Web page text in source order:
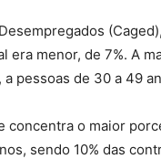
era menor, de 7%. A
pessoas de 30 a 49
concentra o maior
sendo 10% das